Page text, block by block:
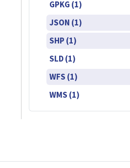
GPKG (1)
JSON (1)
SHP (1)
SLD (1)
WFS (1)
WMS (1)